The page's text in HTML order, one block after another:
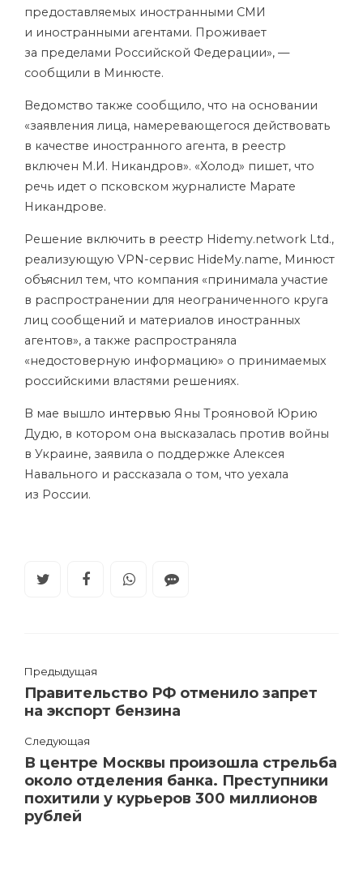
предоставляемых иностранными СМИ
и иностранными агентами. Проживает
за пределами Российской Федерации», —
сообщили в Минюсте.
Ведомство также сообщило, что на основании
«заявления лица, намеревающегося действовать
в качестве иностранного агента, в реестр
включен М.И. Никандров». «Холод» пишет, что
речь идет о псковском журналисте Марате
Никандрове.
Решение включить в реестр Hidemy.network Ltd.,
реализующую VPN-сервис HideMy.name, Минюст
объяснил тем, что компания «принимала участие
в распространении для неограниченного круга
лиц сообщений и материалов иностранных
агентов», а также распространяла
«недостоверную информацию» о принимаемых
российскими властями решениях.
В мае вышло интервью Яны Трояновой Юрию
Дудю, в котором она высказалась против войны
в Украине, заявила о поддержке Алексея
Навального и рассказала о том, что уехала
из России.
Предыдущая
Правительство РФ отменило запрет
на экспорт бензина
Следующая
В центре Москвы произошла стрельба
около отделения банка. Преступники
похитили у курьеров 300 миллионов
рублей